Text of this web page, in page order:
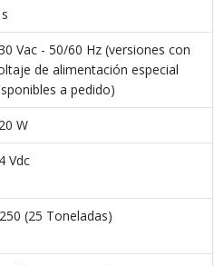
Vac - 50/60 Hz (versiones con
de alimentación especial
a pedido)
W
Vdc
(25 Toneladas)